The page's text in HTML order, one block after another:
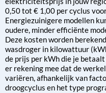
0,50 tot € 1,00 per cyclus
Energiezuinigere modellen
oudere, minder efficiënte
Deze kosten worden
wasdroger in kilowattuur
de prijs per kWh die je
er rekening mee dat de
variëren, afhankelijk van
droogcyclus en het type